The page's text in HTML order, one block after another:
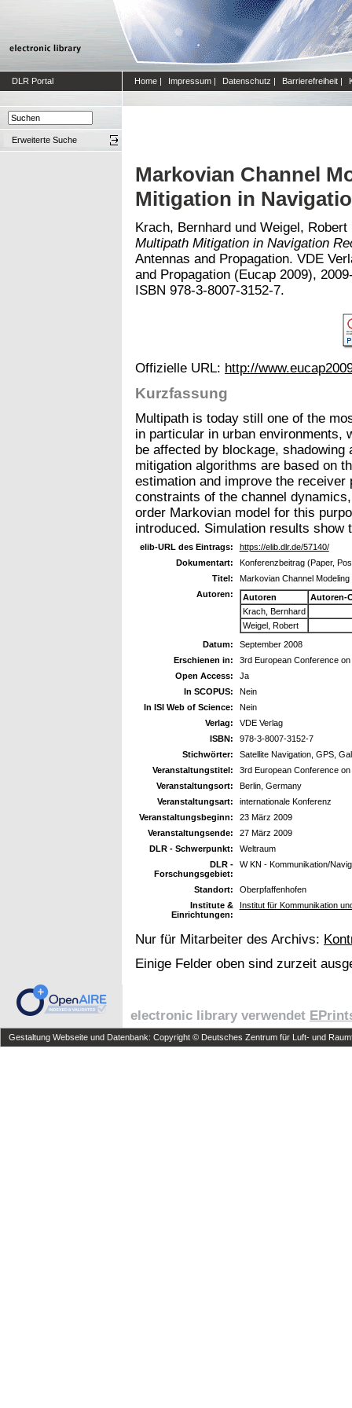
DLR Portal Home | Impressum | Datenschutz | Barrierefreiheit |
Erweiterte Suche
Markovian Channel
Mitigation in
Krach, Bernhard und Weigel, Robert
Multipath Mitigation in Navigation
Antennas and Propagation. VDE
and Propagation (Eucap 2009),
ISBN 978-3-8007-3152-7.
Offizielle URL: http://
Kurzfassung
Multipath is today still one of the
in particular in urban environments,
be affected by blockage,
mitigation algorithms are based on
estimation and improve the
constraints of the channel
order Markovian model for this
introduced. Simulation results show
elib-URL des Eintrags:
https://elib.dlr.de/57140/
Dokumentart:
Konferenzbeitrag (Paper,
Titel:
Markovian Channel
Autoren:
Autoren
Autoren-
Krach, Bernhard
Weigel, Robert
Datum:
September 2008
Erschienen in:
3rd European Conference
Open Access:
Ja
In SCOPUS:
Nein
In ISI Web of Science:
Nein
Verlag:
VDE Verlag
ISBN:
978-3-8007-3152-7
Stichwörter:
Satellite Navigation, GPS,
Veranstaltungstitel:
3rd European Conference
Veranstaltungsort:
Berlin, Germany
Veranstaltungsart:
internationale Konferenz
Veranstaltungsbeginn:
23 März 2009
Veranstaltungsende:
27 März 2009
DLR - Schwerpunkt:
Weltraum
DLR -
Forschungsgebiet:
W KN - Kommunikation/
Standort:
Oberpfaffenhofen
Institute &
Einrichtungen:
Institut für Kommunikation
Nur für Mitarbeiter des Archivs:
Einige Felder oben sind zurzeit
electronic library verwendet
Gestaltung Webseite und Datenbank: Copyright © Deutsches Zentrum für Luft- und